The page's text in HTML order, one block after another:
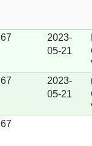
67
2023-
05-21
67
2023-
05-21
67